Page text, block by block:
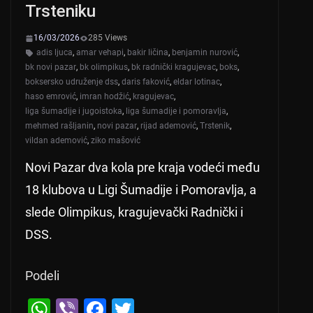
Trsteniku
16/03/2026
285 Views
adis ljuca, amar vehapi, bakir ličina, benjamin nurović,
bk novi pazar, bk olimpikus, bk radnički kragujevac, boks,
boksersko udruženje dss, daris faković, eldar lotinac,
haso emrović, imran hodžić, kragujevac,
liga šumadije i jugoistoka, liga šumadije i pomoravlja,
mehmed rašljanin, novi pazar, rijad ademović, Trstenik,
vildan ademović, ziko mašović
Novi Pazar dva kola pre kraja vodeći među
18 klubova u Ligi Šumadije i Pomoravlja, a
slede Olimpikus, kragujevački Radnički i
DSS.
Podeli